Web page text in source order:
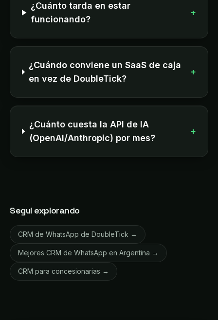
¿Cuánto tarda en estar
funcionando?
+
¿Cuándo conviene un SaaS de caja
en vez de DoubleTick?
+
¿Cuánto cuesta la API de IA
(OpenAI/Anthropic) por mes?
+
Seguí explorando
CRM de WhatsApp de DoubleTick →
Mejores CRM de WhatsApp en Argentina →
CRM para concesionarias →